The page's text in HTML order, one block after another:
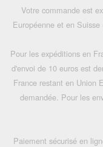
Votre commande est
Européenne et en
Pour les expéditions en
d'envoi de 10 euros est
France restant en Union
demandée. Pour les
Paiement sécurisé en